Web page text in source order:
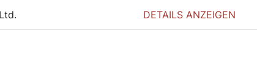
DETAILS ANZEIGEN